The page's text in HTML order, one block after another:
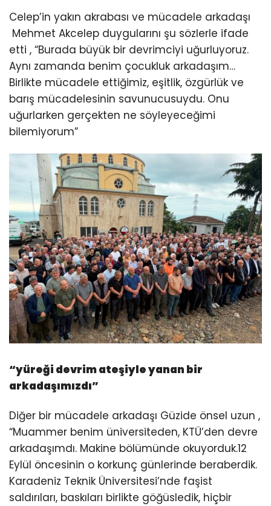
Celep’in yakın akrabası ve mücadele arkadaşı
Mehmet Akcelep duygularını şu sözlerle ifade
etti , “Burada büyük bir devrimciyi uğurluyoruz.
Aynı zamanda benim çocukluk arkadaşım…
Birlikte mücadele ettiğimiz, eşitlik, özgürlük ve
barış mücadelesinin savunucusuydu. Onu
uğurlarken gerçekten ne söyleyeceğimi
bilemiyorum”
“yüreği devrim ateşiyle yanan bir
arkadaşımızdı”
Diğer bir mücadele arkadaşı Güzide önsel uzun ,
“Muammer benim üniversiteden, KTÜ’den devre
arkadaşımdı. Makine bölümünde okuyorduk.12
Eylül öncesinin o korkunç günlerinde beraberdik.
Karadeniz Teknik Üniversitesi’nde faşist
saldırıları, baskıları birlikte göğüsledik, hiçbir